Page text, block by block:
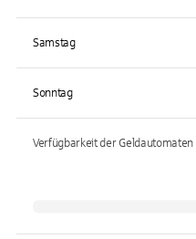
Samstag
Sonntag
Verfügbarkeit der Geldautomaten